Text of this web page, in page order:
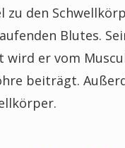
zu den
Blutes.
er vom
beiträgt.